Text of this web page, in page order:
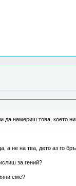
намериш това, което
а не на тва, дето аз го
за гений?
сме?